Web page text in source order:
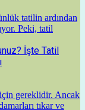
İşte Tatil